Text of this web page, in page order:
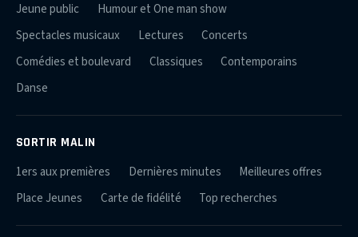
Jeune public
Humour et One man show
Spectacles musicaux
Lectures
Concerts
Comédies et boulevard
Classiques
Contemporains
Danse
SORTIR MALIN
1ers aux premières Dernières minutes
Meilleures offres
Place Jeunes
Carte de fidélité Top recherches